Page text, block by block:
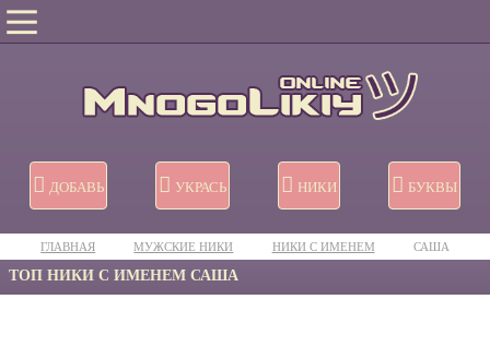
ДОБАВЬ УКРАСЬ НИКИ БУКВЫ
ГЛАВНАЯ МУЖСКИЕ НИКИ НИКИ C ИМЕНЕМ САША
ТОП НИКИ С ИМЕНЕМ САША